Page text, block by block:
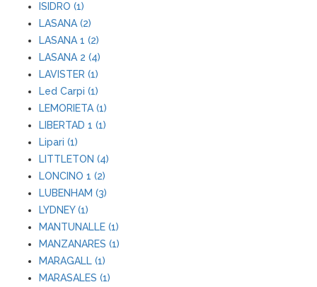
ISIDRO (1)
LASANA (2)
LASANA 1 (2)
LASANA 2 (4)
LAVISTER (1)
Led Carpi (1)
LEMORIETA (1)
LIBERTAD 1 (1)
Lipari (1)
LITTLETON (4)
LONCINO 1 (2)
LUBENHAM (3)
LYDNEY (1)
MANTUNALLE (1)
MANZANARES (1)
MARAGALL (1)
MARASALES (1)